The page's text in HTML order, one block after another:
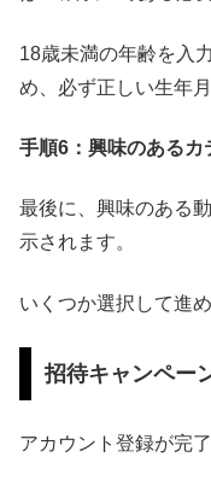
18歳未満の年齢を入
め、必ず正しい生年
手順6：興味のあるカ
最後に、興味のある
示されます。
いくつか選択して進
招待キャンペー
アカウント登録が完